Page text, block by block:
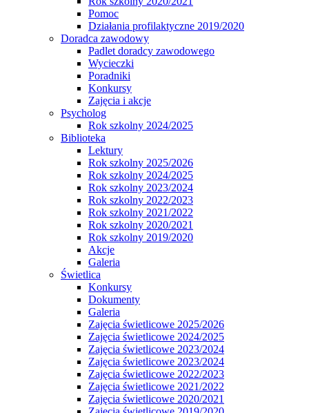
Pomoc
Działania profilaktyczne 2019/2020
Doradca zawodowy
Padlet doradcy zawodowego
Wycieczki
Poradniki
Konkursy
Zajęcia i akcje
Psycholog
Rok szkolny 2024/2025
Biblioteka
Lektury
Rok szkolny 2025/2026
Rok szkolny 2024/2025
Rok szkolny 2023/2024
Rok szkolny 2022/2023
Rok szkolny 2021/2022
Rok szkolny 2020/2021
Rok szkolny 2019/2020
Akcje
Galeria
Świetlica
Konkursy
Dokumenty
Galeria
Zajęcia świetlicowe 2025/2026
Zajęcia świetlicowe 2024/2025
Zajęcia świetlicowe 2023/2024
Zajęcia świetlicowe 2023/2024
Zajęcia świetlicowe 2022/2023
Zajęcia świetlicowe 2021/2022
Zajęcia świetlicowe 2020/2021